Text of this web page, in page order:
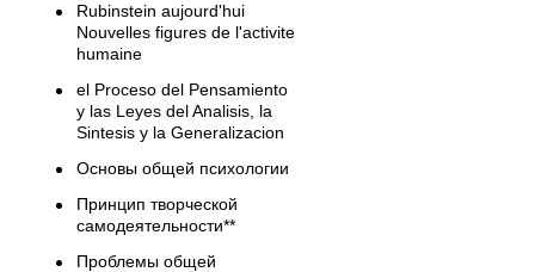
Rubinstein aujourd'hui
Nouvelles figures de l'activite
humaine
el Proceso del Pensamiento
y las Leyes del Analisis, la
Sintesis y la Generalizacion
Основы общей психологии
Принцип творческой
самодеятельности**
Проблемы общей